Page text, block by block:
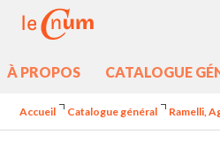
À PROPOS CATALOGUE
Accueil Catalogue général Ramelli,